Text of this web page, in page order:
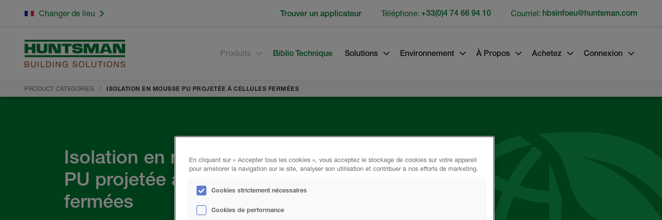
Produits Biblio Technique Solutions Environnement À Propos Achetez Connexion
PRODUCT CATEGORIES ISOLATION EN MOUSSE PU PROJETÉE À CELLULES FERMÉES
Isolation en mousse
PU projetée à cellules
fermées
Changer de lieu Trouver un applicateur Téléphone: +33(0)4 74 66 94 10 Courriel: hbsinfoeu@huntsman.com
En cliquant sur « Accepter tous les cookies », vous acceptez le stockage de cookies sur votre appareil
pour améliorer la navigation sur le site, analyser son utilisation et contribuer à nos efforts de marketing.
Cookies strictement nécessaires
Cookies de performance